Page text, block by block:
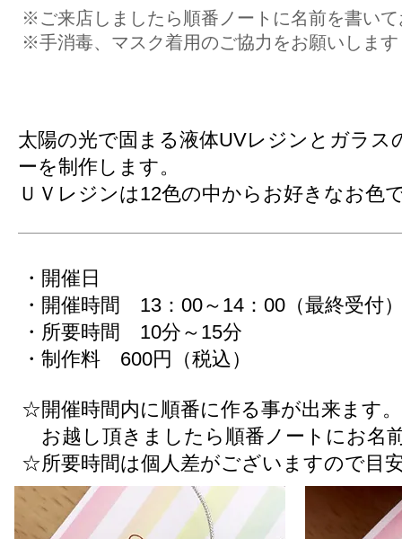
​※ご来店しましたら順番ノートに名前を書い
​※手消毒、マスク着用のご協力をお願いします
太陽の光で固まる液体UVレジンとガラ
ーを制作します。
ＵＶレジンは12色の中からお好きなお色
・開催日
・開催時間 13：00～14：00（最終受付
・所要時間 10分～15分
・制作料 600円（税込）
☆開催時間内に順番に作る事が出来ます。
お越し頂きましたら順番ノートにお名
☆所要時間は個人差がございますので目